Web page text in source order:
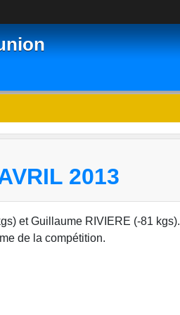
2013
et Guillaume RIVIERE (-81 kgs).
de la compétition.